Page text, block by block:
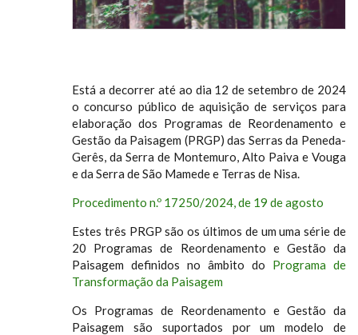
Está a decorrer até ao dia 12 de setembro de 2024
o concurso público de aquisição de serviços para
elaboração dos Programas de Reordenamento e
Gestão da Paisagem (PRGP) das Serras da Peneda-
Gerês, da Serra de Montemuro, Alto Paiva e Vouga
e da Serra de São Mamede e Terras de Nisa.
Procedimento n.º 17250/2024, de 19 de agosto
Estes três PRGP são os últimos de um uma série de
20 Programas de Reordenamento e Gestão da
Paisagem definidos no âmbito do Programa de
Transformação da Paisagem
Os Programas de Reordenamento e Gestão da
Paisagem são suportados por um modelo de